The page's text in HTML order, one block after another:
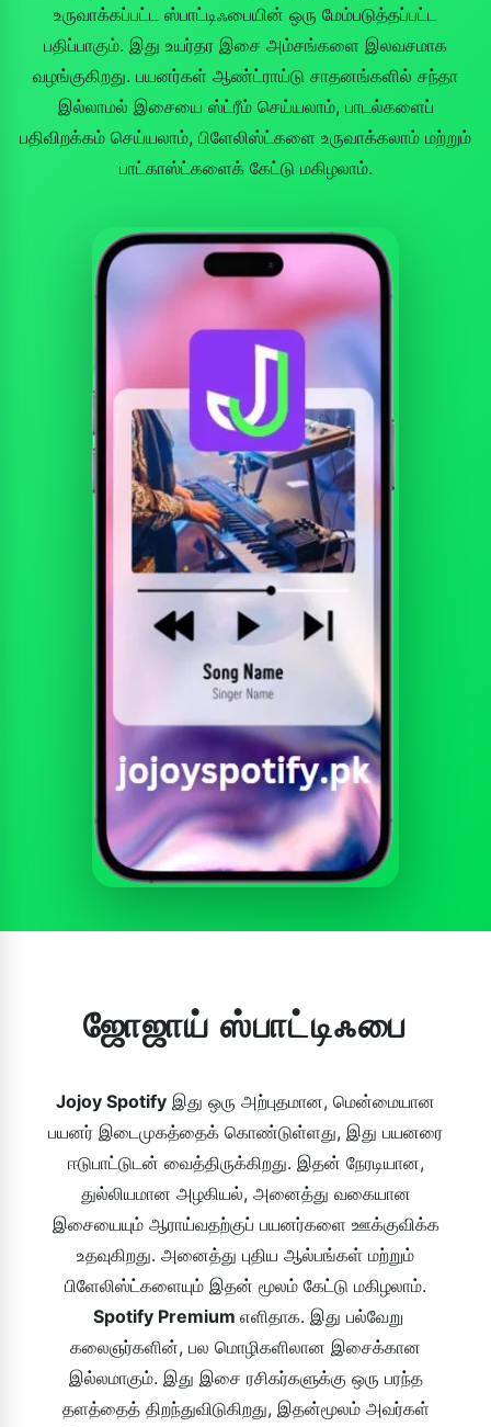
உருவாக்கப்பட்ட ஸ்பாட்டிஃபையின் ஒரு மேம்படுத்தப்பட்ட
பதிப்பாகும். இது உயர்தர இசை அம்சங்களை இலவசமாக
வழங்குகிறது. பயனர்கள் ஆண்ட்ராய்டு சாதனங்களில் சந்தா
இல்லாமல் இசையை ஸ்ட்ரீம் செய்யலாம், பாடல்களைப்
பதிவிறக்கம் செய்யலாம், பிளேலிஸ்ட்களை உருவாக்கலாம் மற்றும்
பாட்காஸ்ட்களைக் கேட்டு மகிழலாம்.
ஜோஜாய் ஸ்பாட்டிஃபை
Jojoy Spotify இது ஒரு அற்புதமான, மென்மையான
பயனர் இடைமுகத்தைக் கொண்டுள்ளது, இது பயனரை
ஈடுபாட்டுடன் வைத்திருக்கிறது. இதன் நேரடியான,
துல்லியமான அழகியல், அனைத்து வகையான
இசையையும் ஆராய்வதற்குப் பயனர்களை ஊக்குவிக்க
உதவுகிறது. அனைத்து புதிய ஆல்பங்கள் மற்றும்
பிளேலிஸ்ட்களையும் இதன் மூலம் கேட்டு மகிழலாம்.
Spotify Premium எளிதாக. இது பல்வேறு
கலைஞர்களின், பல மொழிகளிலான இசைக்கான
இல்லமாகும். இது இசை ரசிகர்களுக்கு ஒரு பரந்த
தளத்தைத் திறந்துவிடுகிறது, இதன்மூலம் அவர்கள்